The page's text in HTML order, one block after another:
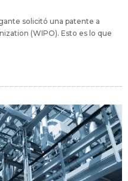
solicitó una patente a
(WIPO). Esto es lo que